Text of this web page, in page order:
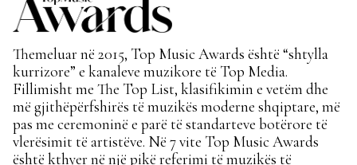
Themeluar në 2015, Top Music Awards është “shtylla
kurrizore” e kanaleve muzikore të Top Media.
Fillimisht me The Top List, klasifikimin e vetëm dhe
më gjithëpërfshirës të muzikës moderne shqiptare, më
pas me ceremoninë e parë të standarteve botërore të
vlerësimit të artistëve. Në 7 vite Top Music Awards
është kthyer në një pikë referimi të muzikës të